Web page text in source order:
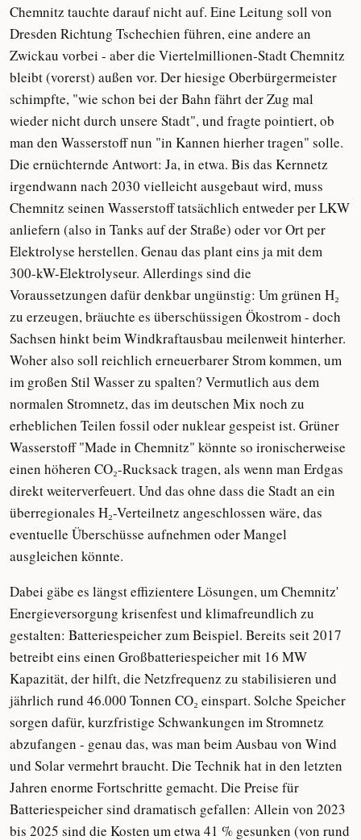
Chemnitz tauchte darauf nicht auf. Eine Leitung soll von
Dresden Richtung Tschechien führen, eine andere an
Zwickau vorbei - aber die Viertelmillionen-Stadt Chemnitz
bleibt (vorerst) außen vor. Der hiesige Oberbürgermeister
schimpfte, "wie schon bei der Bahn fährt der Zug mal
wieder nicht durch unsere Stadt", und fragte pointiert, ob
man den Wasserstoff nun "in Kannen hierher tragen" solle.
Die ernüchternde Antwort: Ja, in etwa. Bis das Kernnetz
irgendwann nach 2030 vielleicht ausgebaut wird, muss
Chemnitz seinen Wasserstoff tatsächlich entweder per LKW
anliefern (also in Tanks auf der Straße) oder vor Ort per
Elektrolyse herstellen. Genau das plant eins ja mit dem
300-kW-Elektrolyseur. Allerdings sind die
Voraussetzungen dafür denkbar ungünstig: Um grünen H₂
zu erzeugen, bräuchte es überschüssigen Ökostrom - doch
Sachsen hinkt beim Windkraftausbau meilenweit hinterher.
Woher also soll reichlich erneuerbarer Strom kommen, um
im großen Stil Wasser zu spalten? Vermutlich aus dem
normalen Stromnetz, das im deutschen Mix noch zu
erheblichen Teilen fossil oder nuklear gespeist ist. Grüner
Wasserstoff "Made in Chemnitz" könnte so ironischerweise
einen höheren CO₂-Rucksack tragen, als wenn man Erdgas
direkt weiterverfeuert. Und das ohne dass die Stadt an ein
überregionales H₂-Verteilnetz angeschlossen wäre, das
eventuelle Überschüsse aufnehmen oder Mangel
ausgleichen könnte.
Dabei gäbe es längst effizientere Lösungen, um Chemnitz'
Energieversorgung krisenfest und klimafreundlich zu
gestalten: Batteriespeicher zum Beispiel. Bereits seit 2017
betreibt eins einen Großbatteriespeicher mit 16 MW
Kapazität, der hilft, die Netzfrequenz zu stabilisieren und
jährlich rund 46.000 Tonnen CO₂ einspart. Solche Speicher
sorgen dafür, kurzfristige Schwankungen im Stromnetz
abzufangen - genau das, was man beim Ausbau von Wind
und Solar vermehrt braucht. Die Technik hat in den letzten
Jahren enorme Fortschritte gemacht. Die Preise für
Batteriespeicher sind dramatisch gefallen: Allein von 2023
bis 2025 sind die Kosten um etwa 41 % gesunken (von rund